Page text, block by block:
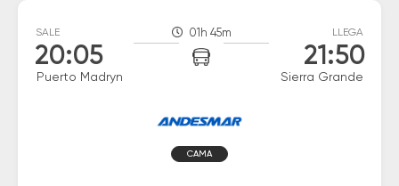
SALE
20:05
Puerto Madryn
01h 45m LLEGA
21:50
Sierra Grande
CAMA